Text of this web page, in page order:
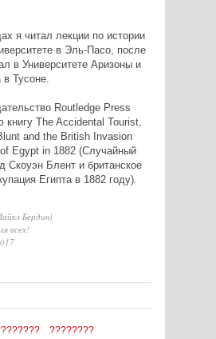
я читал лекции по истории
в Эль-Пасо, после
в Университете Аризоны и
Тусоне.
Routledge Press
книгу The Accidental Tourist,
and the British Invasion
Egypt in 1882 (Случайный
Скоуэн Блент и британское
Египта в 1882 году).
Бердин)
всех!
????????